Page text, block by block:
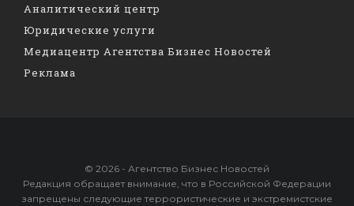
Аналитический центр
Юридические услуги
Медиацентр Агентства Бизнес Новостей
Реклама
© 2026 - Агентство Бизнес Новостей
Редакция обращает внимание, что в Российской Федерации
запрещены следующие террористические и экстремистские